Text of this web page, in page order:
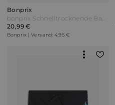
Bonprix
bonprix Schnelltrocknende Badehose Schwarz
20,99 €
Bonprix | Versand: 4,95 €